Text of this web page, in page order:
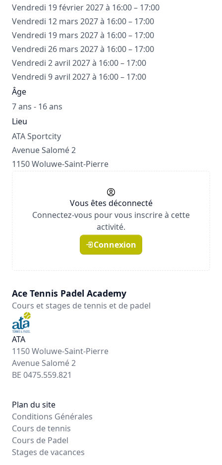
Vendredi 19 février 2027 à 16:00 – 17:00
Vendredi 12 mars 2027 à 16:00 – 17:00
Vendredi 19 mars 2027 à 16:00 – 17:00
Vendredi 26 mars 2027 à 16:00 – 17:00
Vendredi 2 avril 2027 à 16:00 – 17:00
Vendredi 9 avril 2027 à 16:00 – 17:00
Âge
7 ans - 16 ans
Lieu
ATA Sportcity
Avenue Salomé 2
1150 Woluwe-Saint-Pierre
Vous êtes déconnecté
Connectez-vous pour vous inscrire à cette
activité.
Connexion
Ace Tennis Padel Academy
Cours et stages de tennis et de padel
ATA
1150 Woluwe-Saint-Pierre
Avenue Salomé 2
BE 0475.559.821
Plan du site
Conditions Générales
Cours de tennis
Cours de Padel
Stages de vacances